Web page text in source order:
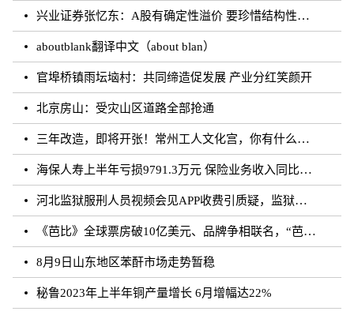
兴业证券张忆东：A股有确定性溢价 要珍惜结构性行情
aboutblank翻译中文（about blan）
官埠桥镇雨坛垴村：共同缔造促发展 产业分红笑颜开
北京房山：受灾山区道路全部抢通
三年改造，即将开张！常州工人文化宫，你有什么话说？
海保人寿上半年亏损9791.3万元 保险业务收入同比增长约50.73%
河北监狱服刑人员视频会见APP收费引质疑，监狱：开发公司收取
《芭比》全球票房破10亿美元、品牌争相联名，“芭比”IP第二春来临？
8月9日山东地区苯酐市场走势暂稳
秘鲁2023年上半年铜产量增长 6月增幅达22%